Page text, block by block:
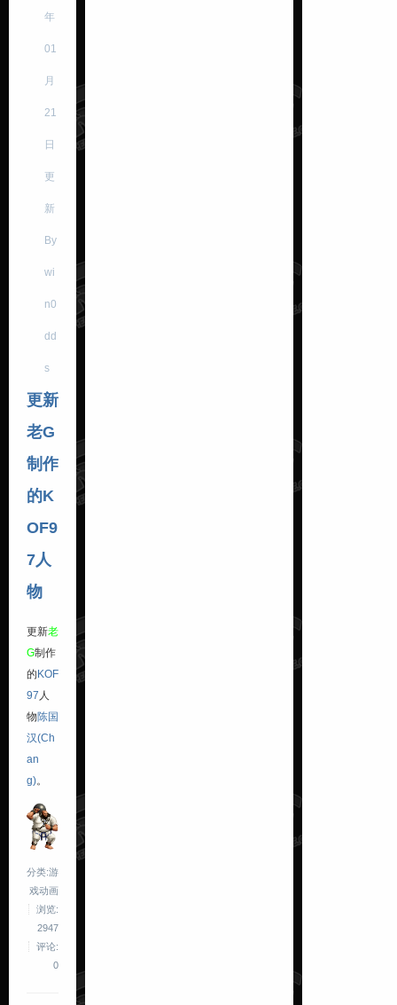
年
01
月
21
日
更
新
By
wi
n0
dd
s
更新
老G
制作
的K
OF9
7人
物
更新老
G制作
的 KOF
97 人
物陈国
汉(Ch
an
g)。
分类:游
戏动画
浏览:
2947
评论:
0